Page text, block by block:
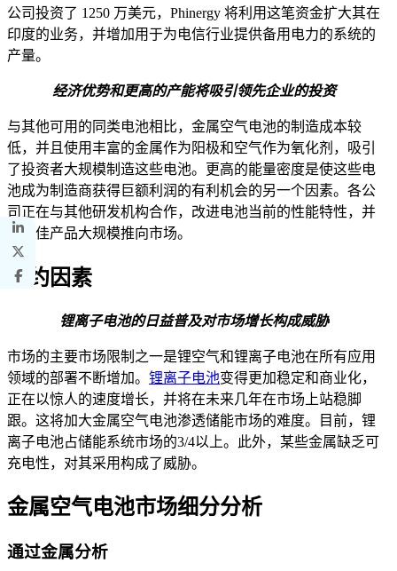
公司投资了 1250 万美元，Phinergy 将利用这笔资金扩大其在
印度的业务，并增加用于为电信行业提供备用电力的系统的
产量。
经济优势和更高的产能将吸引领先企业的投资
与其他可用的同类电池相比，金属空气电池的制造成本较
低，并且使用丰富的金属作为阳极和空气作为氧化剂，吸引
了投资者大规模制造这些电池。更高的能量密度是使这些电
池成为制造商获得巨额利润的有利机会的另一个因素。各公
司正在与其他研发机构合作，改进电池当前的性能特性，并
将最佳产品大规模推向市场。
制约因素
锂离子电池的日益普及对市场增长构成威胁
市场的主要市场限制之一是锂空气和锂离子电池在所有应用
领域的部署不断增加。 锂离子电池变得更加稳定和商业化，
正在以惊人的速度增长，并将在未来几年在市场上站稳脚
跟。这将加大金属空气电池渗透储能市场的难度。目前，锂
离子电池占储能系统市场的3/4以上。此外，某些金属缺乏可
充电性，对其采用构成了威胁。
金属空气电池市场细分分析
通过金属分析